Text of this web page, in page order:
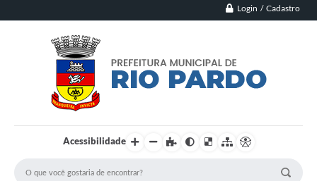
Login / Cadastro
Acessibilidade